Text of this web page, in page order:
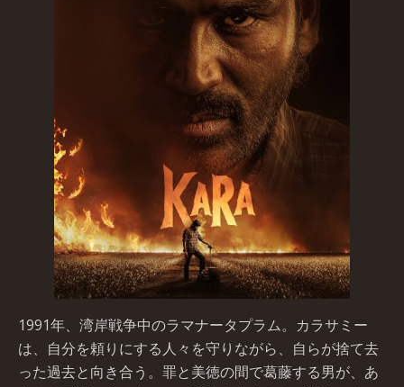
1991年、湾岸戦争中のラマナータプラム。カラサミー
は、自分を頼りにする人々を守りながら、自らが捨て去
った過去と向き合う。罪と美徳の間で葛藤する男が、あ